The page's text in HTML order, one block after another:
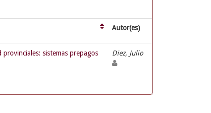
Autor(es)
sistemas prepagos
Diez, Julio